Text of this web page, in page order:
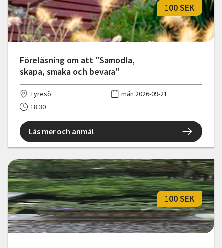
Föreläsning om att "Samodla,
skapa, smaka och bevara"
100 SEK
Tyresö
mån 2026-09-21
18:30
Läs mer och anmäl
100 SEK